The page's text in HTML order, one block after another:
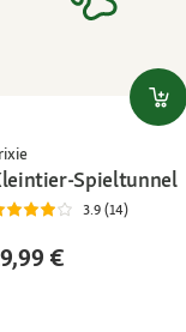
Spieltunnel
3.9 (14)
€